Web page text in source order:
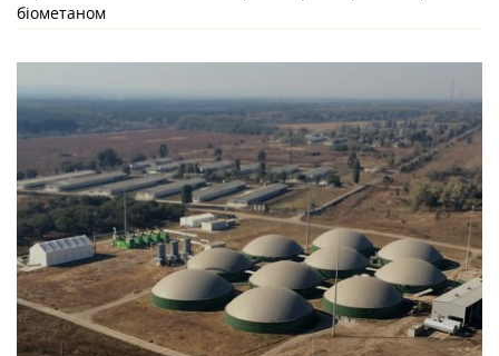
біометаном